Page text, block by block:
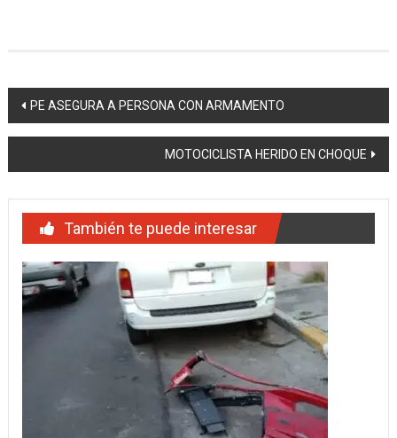
Navegación
de
entradas
PE ASEGURA A PERSONA CON ARMAMENTO
MOTOCICLISTA HERIDO EN CHOQUE
También te puede interesar